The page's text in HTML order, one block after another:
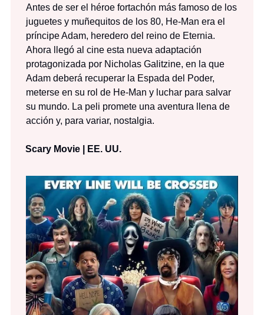
Antes de ser el héroe fortachón más famoso de los
juguetes y muñequitos de los 80, He-Man era el
príncipe Adam, heredero del reino de Eternia.
Ahora llegó al cine esta nueva adaptación
protagonizada por Nicholas Galitzine, en la que
Adam deberá recuperar la Espada del Poder,
meterse en su rol de He-Man y luchar para salvar
su mundo. La peli promete una aventura llena de
acción y, para variar, nostalgia.
Scary Movie | EE. UU.